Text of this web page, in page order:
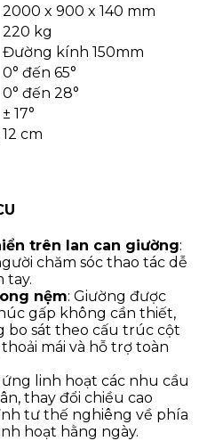
2000 x 900 x 140 mm
220 kg
Đường kính 150mm
0° đến 65°
0° đến 28°
± 17°
12 cm
trên lan can giường:
chăm sóc thao tác dễ
tay.
nệm: Giường được
gấp không cần thiết,
bo sát theo cấu trúc cột
mái và hỗ trợ toàn
ứng linh hoạt các nhu cầu
thay đổi chiều cao
tư thế nghiêng về phía
hoạt hằng ngày.